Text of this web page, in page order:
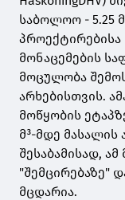
საბოლოო - 5.25
მონაცემების
მოცულობა
არხებისთვის.
მოწყობის
მ³-მდე მასალის
შესაბამისად,
"შემცირებაზე"
მცდარია.